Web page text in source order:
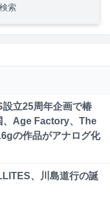
索
立25周年企画で椿
、Age Factory、The
の作品がアナログ化
、川島道行の誕